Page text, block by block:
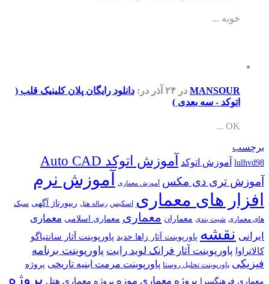
خوبه ...
MANSOUR در ۲۴ آذر در: دانلود رایگان پلان کلینیک قلب (
اتوکد - سه بعدی )
OK ...
برچسب
lulhvd98 آموزش اتوکد آموزش اتوکد Auto CAD
آموزش تری دی مکس آموزش معماری
آموزش نرم
افزار های معماری اسکیس رساله هتل ریپورتاژ آگهی سبک
های معماری شیت بندی معماران معماری معماری اسلامی معماری
ایرانی نقشه پاورپوینت آثار زاها حدید پاورپوینت آثار سانتیاگو
کالاتراوا پاورپوینت آثار فرانک لوید رایت پاورپوینت برنامه
فیزیکی پاورپوینت تحلیل روستا پاورپوینت مرمت ابنیه تاریخی پروژه
معماری فرهنگسرا پروژه معماری موزه پروژه معماری هتل پروژه